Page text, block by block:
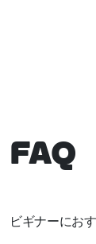
FAQ
ビギナーにお